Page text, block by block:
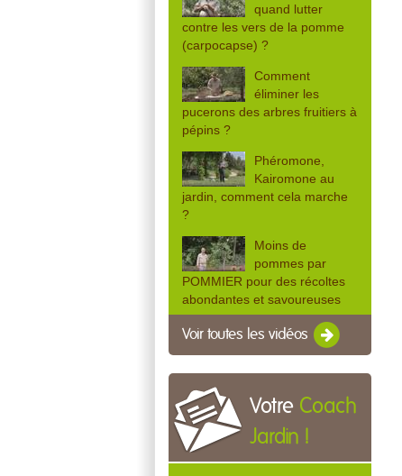
quand lutter
contre les vers de la pomme
(carpocapse) ?
Comment
éliminer les
pucerons des arbres fruitiers à
pépins ?
Phéromone,
Kairomone au
jardin, comment cela marche
?
Moins de
pommes par
POMMIER pour des récoltes
abondantes et savoureuses
Voir toutes les vidéos
Votre Coach
Jardin !